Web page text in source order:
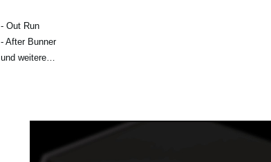
- Out Run
- After Bunner
und weitere…